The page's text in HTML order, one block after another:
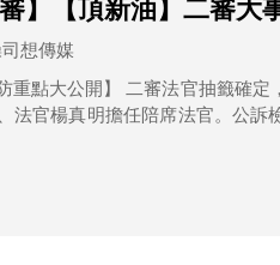
】【頂新油】二審大
想傳媒
重點大公開】 二審法官抽籤確定
法官楊真明擔任陪席法官。公訴